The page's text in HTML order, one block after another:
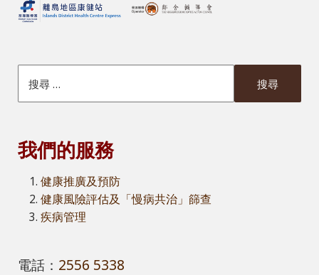
我們的服務
健康推廣及預防
健康風險評估及「慢病共治」篩查
疾病管理
電話： 2556 5338